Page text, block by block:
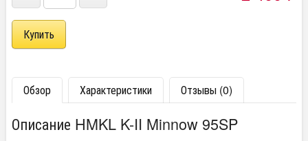
Обзор Характеристики Отзывы (0)
Описание HMKL K-II Minnow 95SP